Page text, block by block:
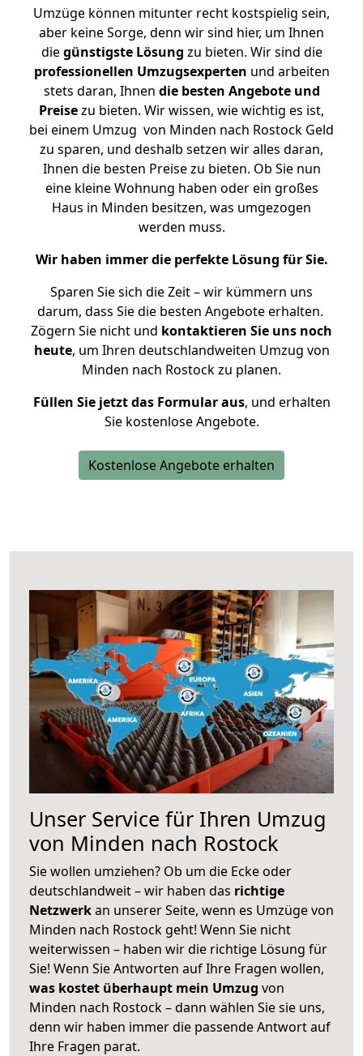
Umzüge können mitunter recht kostspielig sein,
aber keine Sorge, denn wir sind hier, um Ihnen
diegünstigste Lösung zu bieten. Wir sind die
professionellen Umzugsexperten und arbeiten
stets daran, Ihnen die besten Angebote und
Preisezu bieten. Wir wissen, wie wichtig es ist,
bei einem Umzug von Minden nach Rostock Geld
zu sparen, und deshalb setzen wir alles daran,
Ihnen die besten Preise zu bieten. Ob Sie nun
eine kleine Wohnung haben oder ein großes
Haus in Minden besitzen, was umgezogen
werden muss.
Wir haben immer die perfekte Lösung für Sie.
Sparen Sie sich die Zeit – wir kümmern uns
darum, dass Sie die besten Angebote erhalten.
Zögern Sie nicht und kontaktieren Sie uns noch
heute, um Ihren deutschlandweiten Umzug von
Minden nach Rostock zu planen.
Füllen Sie jetzt das Formular aus, und erhalten
Sie kostenlose Angebote.
Kostenlose Angebote erhalten
Unser Service für Ihren Umzug
von Minden nach Rostock
Sie wollen umziehen? Ob um die Ecke oder
deutschlandweit – wir haben das richtige
Netzwerkan unserer Seite, wenn es Umzüge von
Minden nach Rostock geht! Wenn Sie nicht
weiterwissen – haben wir die richtige Lösung für
Sie! Wenn Sie Antworten auf Ihre Fragen wollen,
was kostet überhaupt mein Umzug von
Minden nach Rostock – dann wählen Sie sie uns,
denn wir haben immer die passende Antwort auf
Ihre Fragen parat.